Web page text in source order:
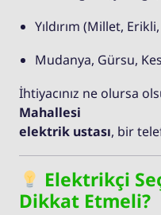
Yıldırım (Millet,
Mudanya, Gürsu,
İhtiyacınız ne olursa
Mahallesi
elektrik ustası, bir
Elektrikçi
Dikkat Etmeli?